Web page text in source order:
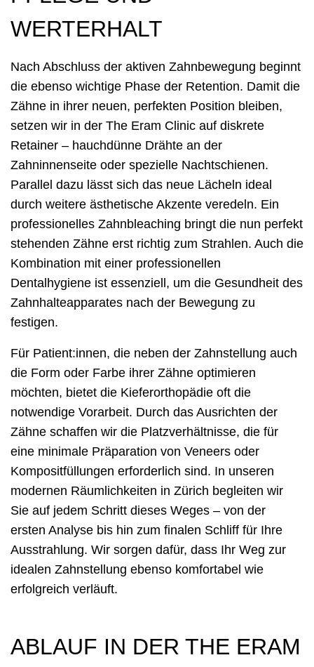
WERTERHALT
Nach Abschluss der aktiven Zahnbewegung beginnt
die ebenso wichtige Phase der Retention. Damit die
Zähne in ihrer neuen, perfekten Position bleiben,
setzen wir in der The Eram Clinic auf diskrete
Retainer – hauchdünne Drähte an der
Zahninnenseite oder spezielle Nachtschienen.
Parallel dazu lässt sich das neue Lächeln ideal
durch weitere ästhetische Akzente veredeln. Ein
professionelles Zahnbleaching bringt die nun perfekt
stehenden Zähne erst richtig zum Strahlen. Auch die
Kombination mit einer professionellen
Dentalhygiene ist essenziell, um die Gesundheit des
Zahnhalteapparates nach der Bewegung zu
festigen.
Für Patient:innen, die neben der Zahnstellung auch
die Form oder Farbe ihrer Zähne optimieren
möchten, bietet die Kieferorthopädie oft die
notwendige Vorarbeit. Durch das Ausrichten der
Zähne schaffen wir die Platzverhältnisse, die für
eine minimale Präparation von Veneers oder
Kompositfüllungen erforderlich sind. In unseren
modernen Räumlichkeiten in Zürich begleiten wir
Sie auf jedem Schritt dieses Weges – von der
ersten Analyse bis hin zum finalen Schliff für Ihre
Ausstrahlung. Wir sorgen dafür, dass Ihr Weg zur
idealen Zahnstellung ebenso komfortabel wie
erfolgreich verläuft.
ABLAUF IN DER THE ERAM